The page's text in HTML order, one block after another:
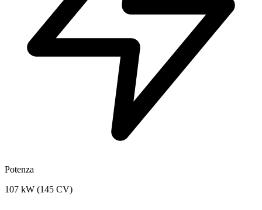
Potenza
107 kW (145 CV)